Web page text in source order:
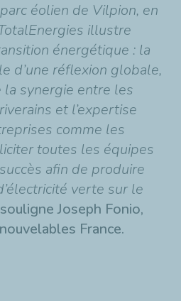
éolien de Vilpion, en
illustre
énergétique : la
d’une réflexion globale,
synergie entre les
et l’expertise
comme les
toutes les équipes
afin de produire
verte sur le
souligne Joseph Fonio,
France.